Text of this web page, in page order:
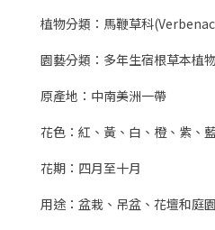
植物分類：馬鞭草科
園藝分類：多年生宿根草本植
原產地：中南美洲一帶
花色：紅、黃、白、橙、紫、
花期：四月至十月
用途：盆栽、吊盆、花壇和庭